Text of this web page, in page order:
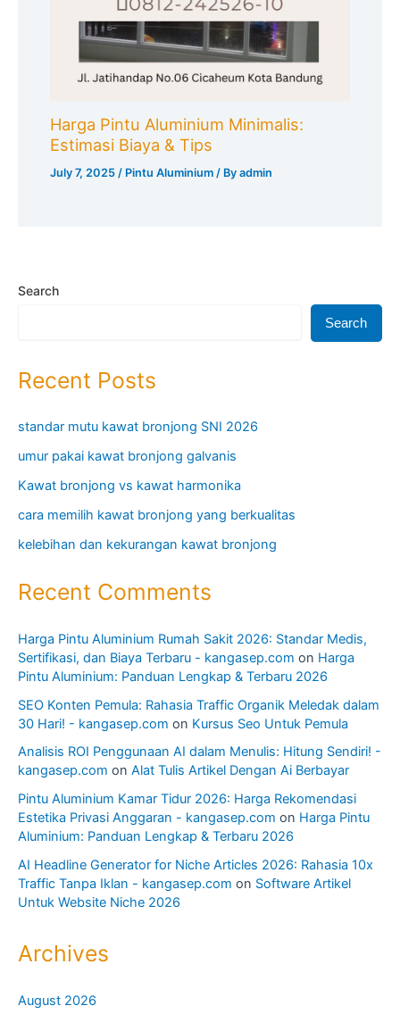
Harga Pintu Aluminium Minimalis:
Estimasi Biaya & Tips
July 7, 2025 / Pintu Aluminium / Byadmin
Search
Search
Recent Posts
standar mutu kawat bronjong SNI 2026
umur pakai kawat bronjong galvanis
Kawat bronjong vs kawat harmonika
cara memilih kawat bronjong yang berkualitas
kelebihan dan kekurangan kawat bronjong
Recent Comments
Harga Pintu Aluminium Rumah Sakit 2026: Standar Medis,
Sertifikasi, dan Biaya Terbaru - kangasep.com on Harga
Pintu Aluminium: Panduan Lengkap & Terbaru 2026
SEO Konten Pemula: Rahasia Traffic Organik Meledak dalam
30 Hari! - kangasep.com on Kursus Seo Untuk Pemula
Analisis ROI Penggunaan AI dalam Menulis: Hitung Sendiri! -
kangasep.com on Alat Tulis Artikel Dengan Ai Berbayar
Pintu Aluminium Kamar Tidur 2026: Harga Rekomendasi
Estetika Privasi Anggaran - kangasep.com on Harga Pintu
Aluminium: Panduan Lengkap & Terbaru 2026
AI Headline Generator for Niche Articles 2026: Rahasia 10x
Traffic Tanpa Iklan - kangasep.com on Software Artikel
Untuk Website Niche 2026
Archives
August 2026